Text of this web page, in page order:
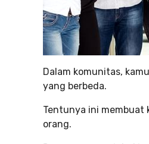
Dalam komunitas,
yang berbeda.
Tentunya ini membuat
orang.